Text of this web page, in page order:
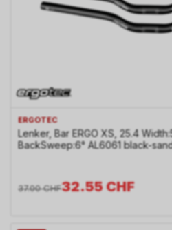
ERGOTEC
Lenker, Bar ERGO XS, 25.4
BackSweep:6° AL6061 black-
32.55CHF
37.00 CHF